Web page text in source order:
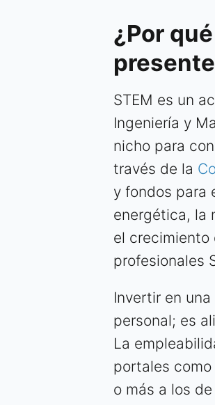
¿Por
STEM es un
Ingeniería y
nicho para
través de la
y fondos para
energética, la
el
profesionales
Invertir en
personal; es
La
portales como
o más a los